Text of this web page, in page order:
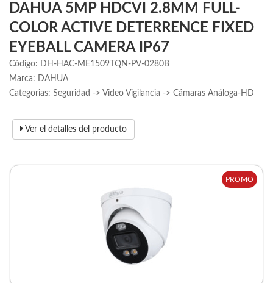
DAHUA 5MP HDCVI 2.8MM FULL-
COLOR ACTIVE DETERRENCE FIXED
EYEBALL CAMERA IP67
Código: DH-HAC-ME1509TQN-PV-0280B
Marca: DAHUA
Categorias: Seguridad -> Video Vigilancia -> Cámaras Análoga-HD
Ver el detalles del producto
PROMO